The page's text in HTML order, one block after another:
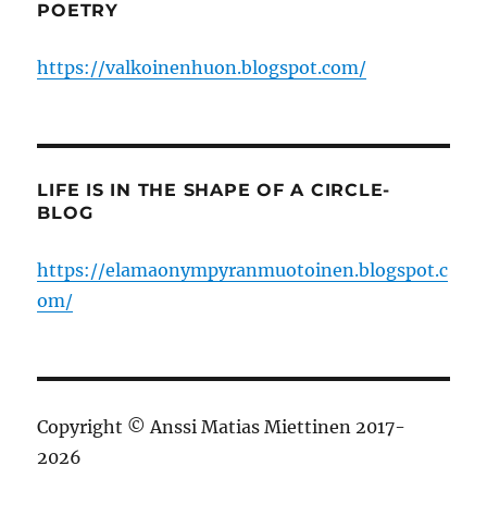
POETRY
https://valkoinenhuon.blogspot.com/
LIFE IS IN THE SHAPE OF A CIRCLE-
BLOG
https://elamaonympyranmuotoinen.blogspot.c
om/
Copyright © Anssi Matias Miettinen 2017-
2026